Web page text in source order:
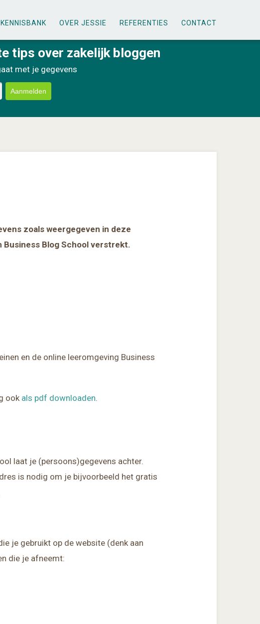
KENNISBANK OVER JESSIE REFERENTIES CONTACT
tips over zakelijk bloggen
met je gegevens
Aanmelden
zoals weergegeven in deze
Business Blog School verstrekt.
en de online leeromgeving Business
ook als pdf downloaden.
laat je (persoons)gegevens achter.
is nodig om je bijvoorbeeld het gratis
je gebruikt op de website (denk aan
die je afneemt: